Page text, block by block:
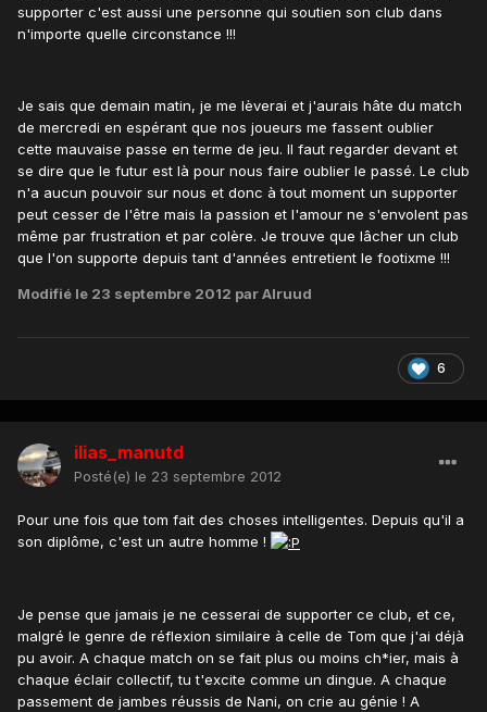
supporter c'est aussi une personne qui soutien son club dans
n'importe quelle circonstance !!!
Je sais que demain matin, je me lèverai et j'aurais hâte du match
de mercredi en espérant que nos joueurs me fassent oublier
cette mauvaise passe en terme de jeu. Il faut regarder devant et
se dire que le futur est là pour nous faire oublier le passé. Le club
n'a aucun pouvoir sur nous et donc à tout moment un supporter
peut cesser de l'être mais la passion et l'amour ne s'envolent pas
même par frustration et par colère. Je trouve que lâcher un club
que l'on supporte depuis tant d'années entretient le footixme !!!
Modifié le 23 septembre 2012 par Alruud
6
ilias_manutd
Posté(e) le 23 septembre 2012
Pour une fois que tom fait des choses intelligentes. Depuis qu'il a
son diplôme, c'est un autre homme !
Je pense que jamais je ne cesserai de supporter ce club, et ce,
malgré le genre de réflexion similaire à celle de Tom que j'ai déjà
pu avoir. A chaque match on se fait plus ou moins ch*ier, mais à
chaque éclair collectif, tu t'excite comme un dingue. A chaque
passement de jambes réussis de Nani, on crie au génie ! A